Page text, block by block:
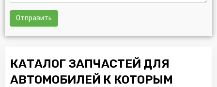
Отправить
КАТАЛОГ ЗАПЧАСТЕЙ ДЛЯ
АВТОМОБИЛЕЙ К КОТОРЫМ